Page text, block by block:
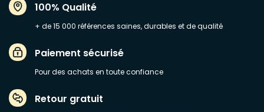
100% Qualité
+ de 15 000 références saines, durables et de qualité
Paiement sécurisé
Pour des achats en toute confiance
Retour gratuit